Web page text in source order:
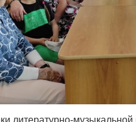
литературно-